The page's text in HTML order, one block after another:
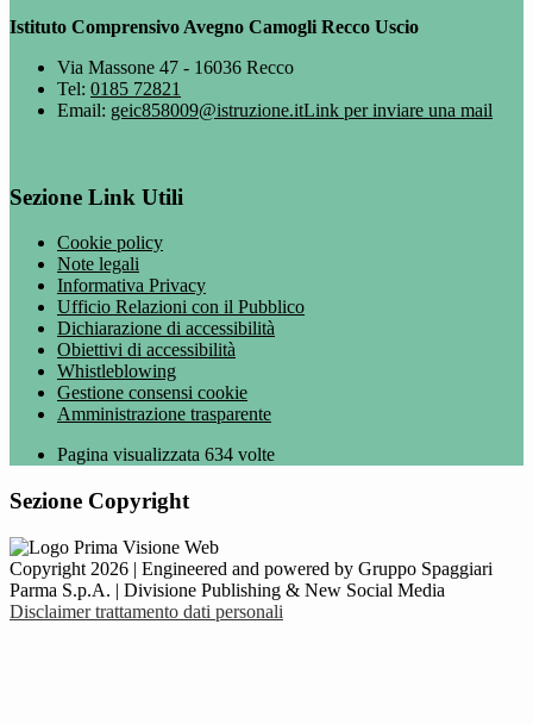
Istituto Comprensivo Avegno Camogli Recco Uscio
Via Massone 47 - 16036 Recco
Tel: 0185 72821
Email: geic858009@istruzione.itLink per inviare una mail
Sezione Link Utili
Cookie policy
Note legali
Informativa Privacy
Ufficio Relazioni con il Pubblico
Dichiarazione di accessibilità
Obiettivi di accessibilità
Whistleblowing
Gestione consensi cookie
Amministrazione trasparente
Pagina visualizzata 634 volte
Sezione Copyright
Copyright 2026 | Engineered and powered by Gruppo Spaggiari
Parma S.p.A. | Divisione Publishing & New Social Media
Disclaimer trattamento dati personali